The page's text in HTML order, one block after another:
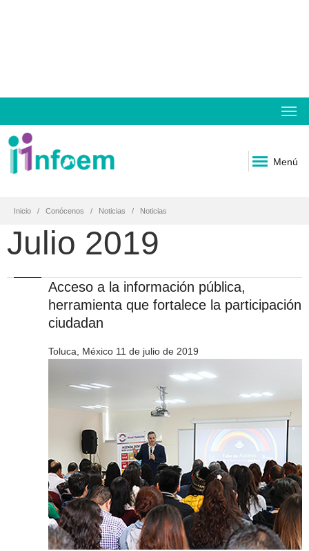
Menú
Inicio Conócenos Noticias Noticias
Julio 2019
Acceso a la información pública,
herramienta que fortalece la participación
ciudadan
Toluca, México 11 de julio de 2019